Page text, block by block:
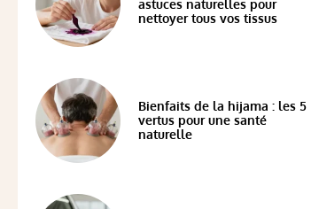
astuces naturelles pour
nettoyer tous vos tissus
Bienfaits de la hijama : les 5
vertus pour une santé
naturelle